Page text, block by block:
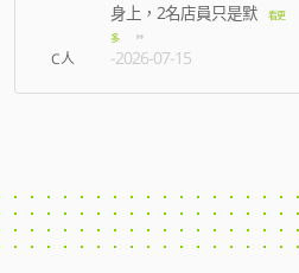
林孟薇
七點半 才叫到6
看更多
-2026-08-07